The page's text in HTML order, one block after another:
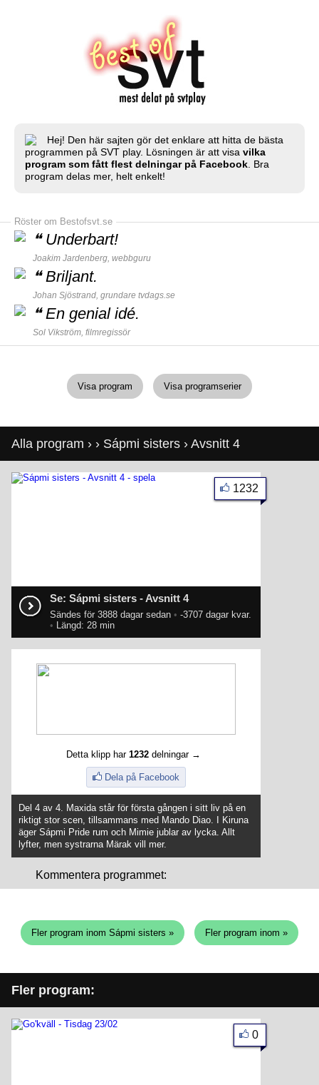
Hej! Den här sajten gör det enklare att hitta de bästa
programmen på SVT play. Lösningen är att visa vilka
program som fått flest delningar på Facebook . Bra
program delas mer, helt enkelt!
Röster om Bestofsvt.se
❝ Underbart!
Joakim Jardenberg, webbguru
❝Briljant.
Johan Sjöstrand, grundare tvdags.se
❝En genial idé.
Sol Vikström, filmregissör
Visa program Visa programserier
Alla program › › Sápmi sisters › Avsnitt 4
Se: Sápmi sisters - Avsnitt 4
Sändes för 3888 dagar sedan • -3707 dagar kvar.
• Längd: 28 min
1232
Detta klipp har 1232delningar →
Dela på Facebook
Del 4 av 4. Maxida står för första gången i sitt liv på en
riktigt stor scen, tillsammans med Mando Diao. I Kiruna
äger Sápmi Pride rum och Mimie jublar av lycka. Allt
lyfter, men systrarna Märak vill mer.
Kommentera programmet:
Fler program inom Sápmi sisters » Fler program inom »
Fler program:
0